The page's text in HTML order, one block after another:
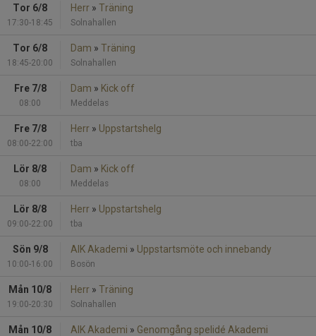
Tor 6/8
17:30-18:45
Herr » Träning
Solnahallen
Tor 6/8
18:45-20:00
Dam » Träning
Solnahallen
Fre 7/8
08:00
Dam » Kick off
Meddelas
Fre 7/8
08:00-22:00
Herr » Uppstartshelg
tba
Lör 8/8
08:00
Dam » Kick off
Meddelas
Lör 8/8
09:00-22:00
Herr » Uppstartshelg
tba
Sön 9/8
10:00-16:00
AIK Akademi » Uppstartsmöte och innebandy
Bosön
Mån 10/8
19:00-20:30
Herr » Träning
Solnahallen
Mån 10/8 AIK Akademi » Genomgång spelidé Akademi